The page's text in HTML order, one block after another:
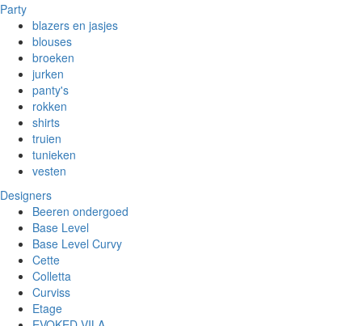
Party
blazers en jasjes
blouses
broeken
jurken
panty's
rokken
shirts
truien
tunieken
vesten
Designers
Beeren ondergoed
Base Level
Base Level Curvy
Cette
Colletta
Curviss
Etage